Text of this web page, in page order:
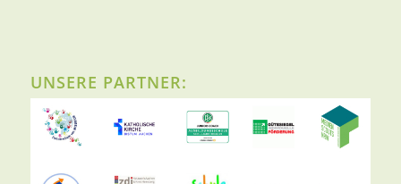
UNSERE PARTNER: